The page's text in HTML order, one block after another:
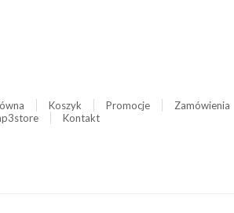
Koszyk Promocje Zamówienia
Kontakt